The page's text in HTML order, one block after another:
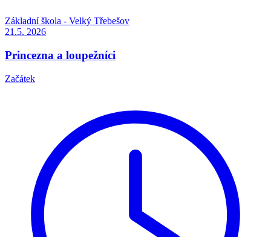
Základní škola - Velký Třebešov
21.5. 2026
Princezna a loupežníci
Začátek